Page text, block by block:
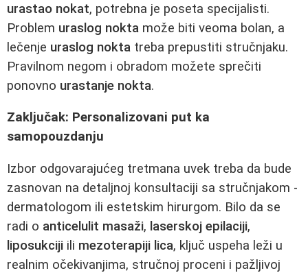
urastao nokat, potrebna je poseta specijalisti.
Problem uraslog nokta može biti veoma bolan, a
lečenje uraslog nokta treba prepustiti stručnjaku.
Pravilnom negom i obradom možete sprečiti
ponovno urastanje nokta.
Zaključak: Personalizovani put ka
samopouzdanju
Izbor odgovarajućeg tretmana uvek treba da bude
zasnovan na detaljnoj konsultaciji sa stručnjakom -
dermatologom ili estetskim hirurgom. Bilo da se
radi o anticelulit masaži, laserskoj epilaciji,
liposukciji ili mezoterapiji lica, ključ uspeha leži u
realnim očekivanjima, stručnoj proceni i pažljivoj